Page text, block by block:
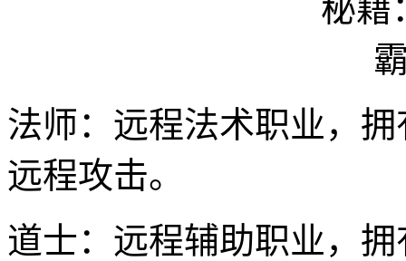
法师：远程法术职业，
远程攻击。
道士：远程辅助职业，